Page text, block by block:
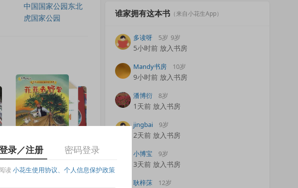
中国国家公园东北
虎国家公园
书单7至10岁
谁家拥有这本书 （来自小花生App）
多读呀 5岁 9岁
5小时前 放入书房
Mandy书房 10岁
9小时前 放入书房
潘博衍 8岁
1天前 放入书房
jingbai 9岁
2天前 放入书房
小博宝 9岁
3天前 放入书房
耿梓莯 12岁